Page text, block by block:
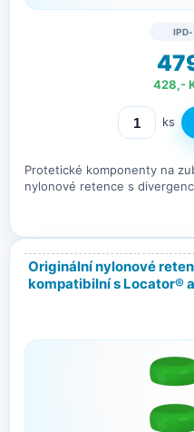
428,-
ks
Protetické komponenty na
nylonové retence s
Originální nylonové
kompatibilní s Locator®